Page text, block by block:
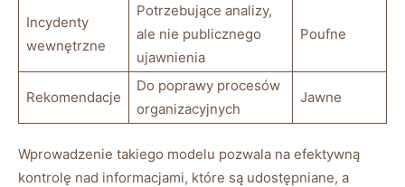
Incydenty
wewnętrzne
Potrzebujące analizy,
ale ‌nie publicznego
ujawnienia
Poufne
Rekomendacje
Do poprawy procesów
organizacyjnych
Jawne
Wprowadzenie ​takiego ‍modelu pozwala na⁣ efektywną
kontrolę‌ nad informacjami, ⁢które są udostępniane, a